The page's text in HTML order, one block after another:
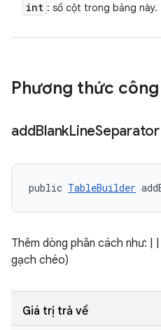
int : số cột trong bảng này.
Phương thức
addBlankLineSeparator
public TableBuilder
Thêm dòng phân cách như: |
gạch chéo)
Giá trị trả về